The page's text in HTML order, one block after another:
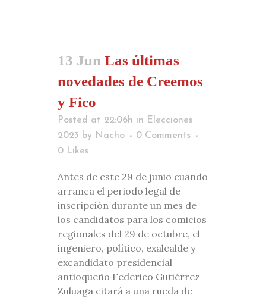
13 Jun Las últimas
novedades de Creemos
y Fico
Posted at 22:06h in
Elecciones
2023 by Nacho
0 Comments
0 Likes
Antes de este 29 de junio cuando
arranca el periodo legal de
inscripción durante un mes de
los candidatos para los comicios
regionales del 29 de octubre, el
ingeniero, político, exalcalde y
excandidato presidencial
antioqueño Federico Gutiérrez
Zuluaga citará a una rueda de